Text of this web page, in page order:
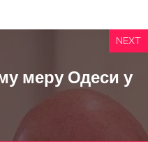
NEXT
меру Одеси у